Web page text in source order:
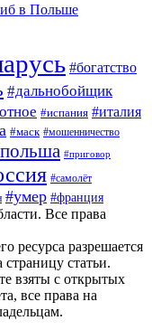
в Польше
#богатство
#дальнобойщик
#испания #италия
#маск #мошенничество
#приговор
#самолёт
#умер #франция
Все права
ресурса разрешается
статьи.
взяты с открытых
все права на